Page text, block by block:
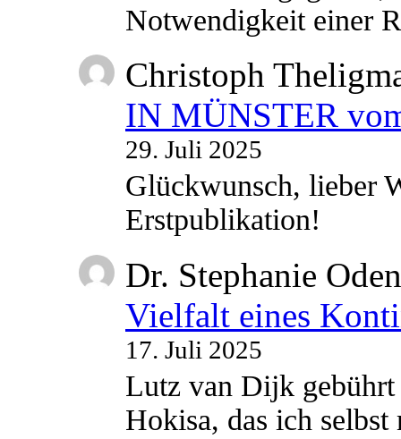
Notwendigkeit einer
Christoph
IN MÜNSTER
29. Juli 2025
Glückwunsch, lieber
Erstpublikation!
Dr. Stephanie
Vielfalt eines
17. Juli 2025
Lutz van Dijk
Hokisa, das ich